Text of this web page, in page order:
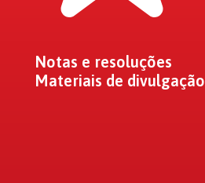
Notas e resoluções
Materiais de divulgação